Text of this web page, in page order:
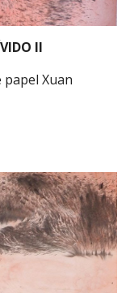
II
Xuan